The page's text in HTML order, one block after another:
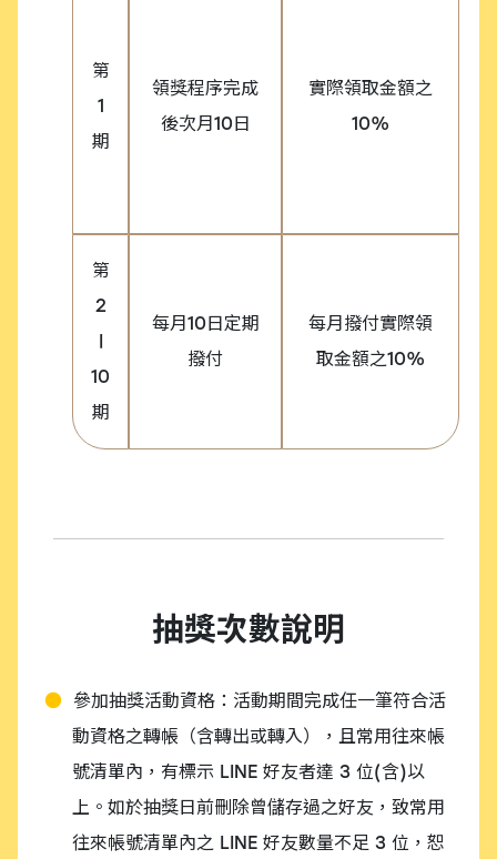
第
1
期
領獎程序完成
後次月10日
實際領取金額之
10%
第
2
|
10
期
每月10日定期
撥付
每月撥付實際領
取金額之10%
抽獎次數說明
參加抽獎活動資格：活動期間完成任一筆符合活
動資格之轉帳（含轉出或轉入），且常用往來帳
號清單內，有標示 LINE 好友者達 3 位(含)以
上。如於抽獎日前刪除曾儲存過之好友，致常用
往來帳號清單內之 LINE 好友數量不足 3 位，恕